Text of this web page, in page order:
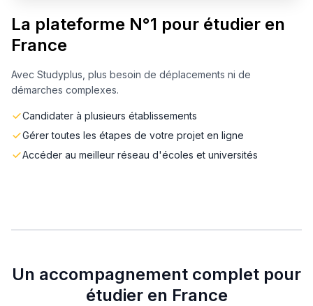
La plateforme N°1 pour étudier en
France
Avec Studyplus, plus besoin de déplacements ni de
démarches complexes.
Candidater à plusieurs établissements
Gérer toutes les étapes de votre projet en ligne
Accéder au meilleur réseau d'écoles et universités
Un accompagnement complet pour
étudier en France